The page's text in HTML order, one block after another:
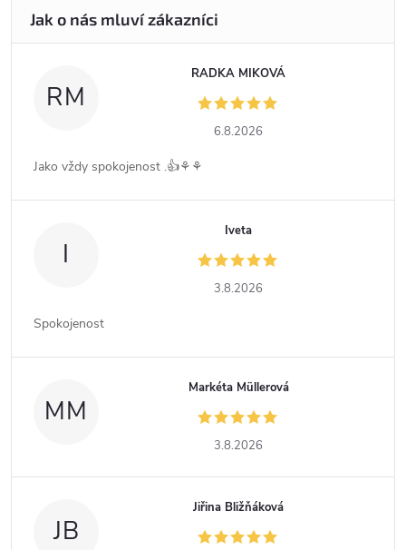
RM
RADKA MIKOVÁ
6.8.2026
Jako vždy spokojenost .👍⚘️⚘️
I
Iveta
3.8.2026
Spokojenost
MM
Markéta Müllerová
3.8.2026
JB
Jiřina Bližňáková